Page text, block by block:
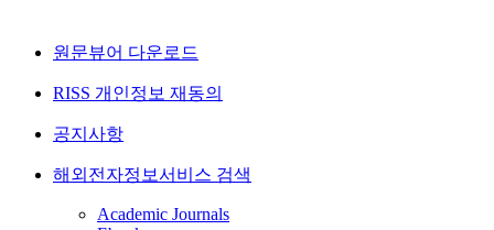
원문뷰어 다운로드
RISS 개인정보 재동의
공지사항
해외전자정보서비스 검색
Academic Journals